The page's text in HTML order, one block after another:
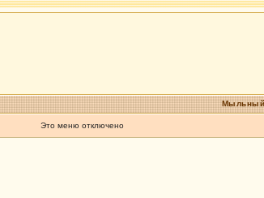
Мыльный
Это меню отключено